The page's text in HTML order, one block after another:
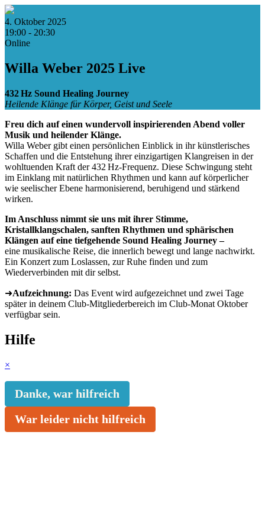
4. Oktober 2025
19:00 - 20:30
Online
Willa Weber 2025 Live
432 Hz Sound Healing Journey
Heilende Klänge für Körper, Geist und Seele
Freu dich auf einen wundervoll inspirierenden Abend voller
Musik und heilender Klänge.
Willa Weber gibt einen persönlichen Einblick in ihr künstlerisches
Schaffen und die Entstehung ihrer einzigartigen Klangreisen in der
wohltuenden Kraft der 432 Hz-Frequenz. Diese Schwingung steht
im Einklang mit natürlichen Rhythmen und kann auf körperlicher
wie seelischer Ebene harmonisierend, beruhigend und stärkend
wirken.
Im Anschluss nimmt sie uns mit ihrer Stimme,
Kristallklangschalen, sanften Rhythmen und sphärischen
Klängen auf eine tiefgehende Sound Healing Journey –
eine musikalische Reise, die innerlich bewegt und lange nachwirkt.
Ein Konzert zum Loslassen, zur Ruhe finden und zum
Wiederverbinden mit dir selbst.
➜Aufzeichnung: Das Event wird aufgezeichnet und zwei Tage
später in deinem Club-Mitgliederbereich im Club-Monat Oktober
verfügbar sein.
Hilfe
×
Danke, war hilfreich
War leider nicht hilfreich